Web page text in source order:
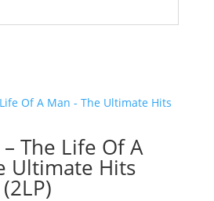
The Life Of A
Ultimate Hits